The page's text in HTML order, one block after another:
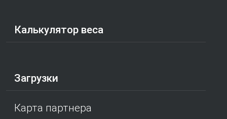
Калькулятор веса
Загрузки
Карта партнера